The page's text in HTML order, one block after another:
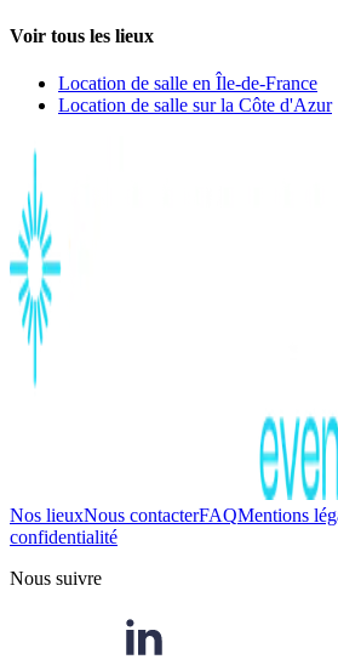
Voir tous les lieux
Location de salle en Île-de-France
Location de salle sur la Côte d'Azur
Nos lieuxNous contacterFAQMentions
confidentialité
Nous suivre